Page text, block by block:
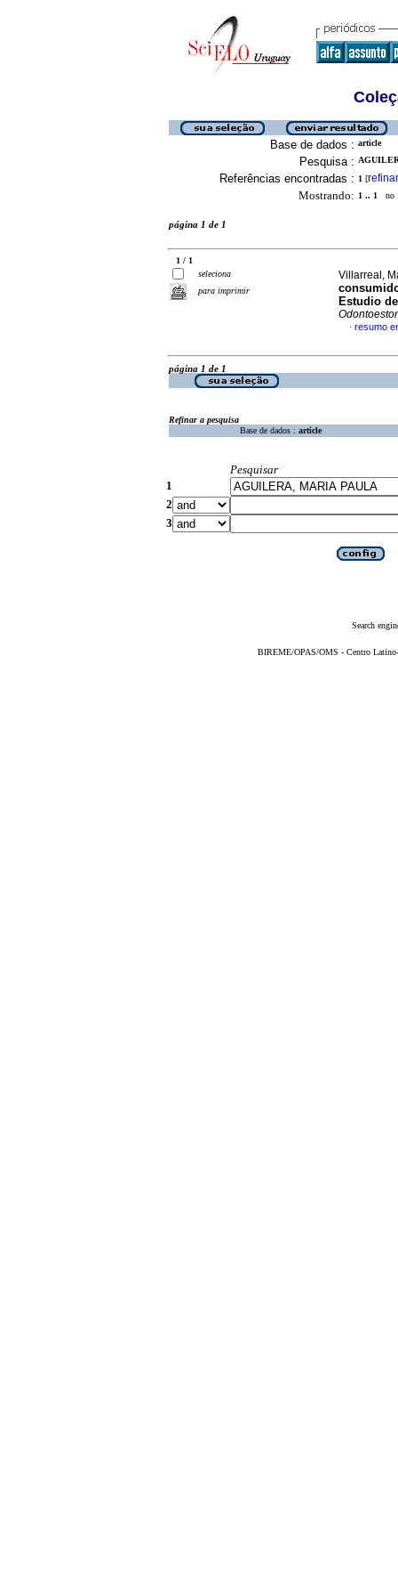
Base de dados : article
Pesquisa :
Referências encontradas : 1 [refinar
Mostrando: 1 .. 1 no
página 1 de 1
1 / 1
seleciona
para imprimir
Villarreal,
Estudio
· resumo
página 1 de 1
Refinar a pesquisa
Base de dados : article
Pesquisar
1
2
3
Search
BIREME/OPAS/OMS - Centro Latino-